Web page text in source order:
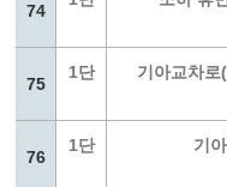
74
75
1단 기아교차로
76
1단 기